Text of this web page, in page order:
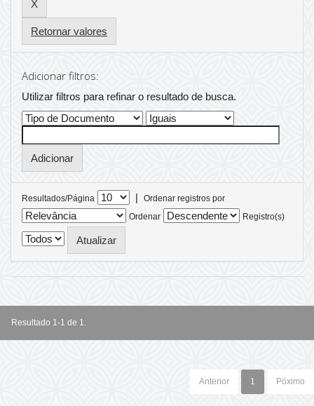
Retornar valores
Adicionar filtros:
Utilizar filtros para refinar o resultado de busca.
Resultados/Página |
Ordenar registros por
Ordenar
Registro(s)
Resultado 1-1 de 1.
Anterior 1 Póximo